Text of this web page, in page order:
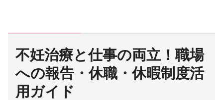
不妊治療と仕事の両立！職場
への報告・休職・休暇制度活
用ガイド